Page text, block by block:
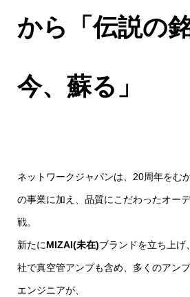
から「伝説の銘
今、蘇る」
ネットワークジャパンは、20周年をむ
の事業に加え、品質にこだわったオー
戦。
新たにMIZAI(未在)ブランドを立ち上げ
社で真空管アンプも含め、多くのアン
エンジニアが、